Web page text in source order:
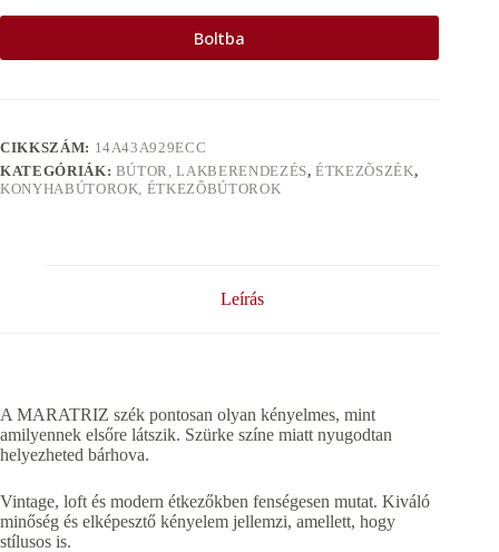
Boltba
CIKKSZÁM: 14A43A929ECC
KATEGÓRIÁK: BÚTOR, LAKBERENDEZÉS,ÉTKEZÕSZÉK,
KONYHABÚTOROK, ÉTKEZÕBÚTOROK
Leírás
A MARATRIZ szék pontosan olyan kényelmes, mint
amilyennek elsőre látszik. Szürke színe miatt nyugodtan
helyezheted bárhova.
Vintage, loft és modern étkezőkben fenségesen mutat. Kiváló
minőség és elképesztő kényelem jellemzi, amellett, hogy
stílusos is.